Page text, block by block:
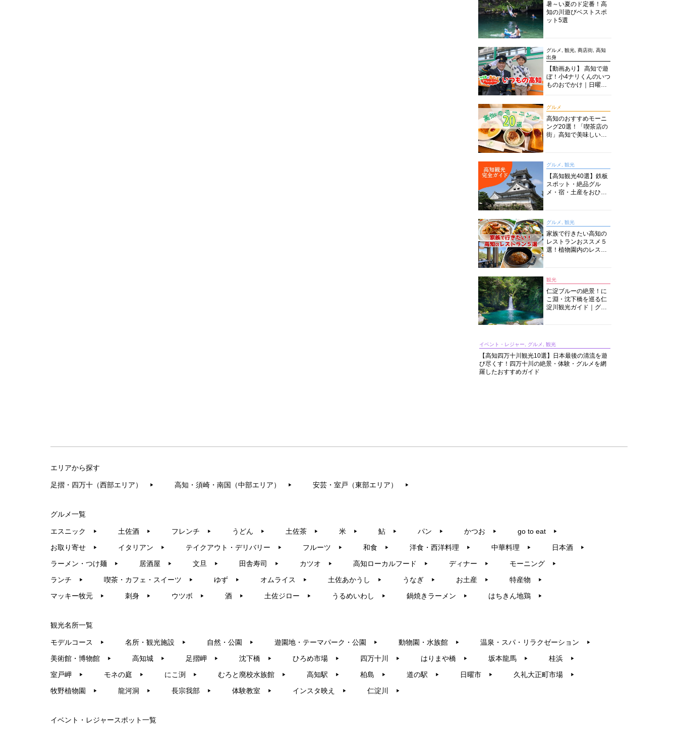
暑～い夏のド定番！高
知の川遊びベストスポ
ット5選
グルメ, 観光, 商店街, 高知
出身
【動画あり】 高知で遊
ぼ！小4ナリくんのいつ
ものおでかけ｜日曜市
グルメ
高知のおすすめモーニ
ング20選！「喫茶店の
街」高知で美味しい喫
グルメ, 観光
【高知観光40選】鉄板
スポット・絶品グル
メ・宿・土産をおひと
グルメ, 観光
家族で行きたい高知の
レストランおススメ５
選！植物園内のレスト
観光
仁淀ブルーの絶景！に
こ淵・沈下橋を巡る仁
淀川観光ガイド｜グル
イベント・レジャー, グルメ, 観光
【高知四万十川観光10選】日本最後の清流を遊
び尽くす！四万十川の絶景・体験・グルメを網
羅したおすすめガイド
エリアから探す
足摺・四万十（西部エリア） ▶︎ 高知・須崎・南国（中部エリア） ▶︎ 安芸・室戸（東部エリア） ▶︎
グルメ一覧
エスニック ▶︎ 土佐酒 ▶︎ フレンチ ▶︎ うどん ▶︎ 土佐茶 ▶︎ 米 ▶︎ 鮎 ▶︎ パン ▶︎ かつお ▶︎ go to eat ▶︎
お取り寄せ ▶︎ イタリアン ▶︎ テイクアウト・デリバリー ▶︎ フルーツ ▶︎ 和食 ▶︎ 洋食・西洋料理 ▶︎ 中華料理 ▶︎ 日本酒 ▶︎
ラーメン・つけ麺 ▶︎ 居酒屋 ▶︎ 文旦 ▶︎ 田舎寿司 ▶︎ カツオ ▶︎ 高知ローカルフード ▶︎ ディナー ▶︎ モーニング ▶︎
ランチ ▶︎ 喫茶・カフェ・スイーツ ▶︎ ゆず ▶︎ オムライス ▶︎ 土佐あかうし ▶︎ うなぎ ▶︎ お土産 ▶︎ 特産物 ▶︎
マッキー牧元 ▶︎ 刺身 ▶︎ ウツボ ▶︎ 酒 ▶︎ 土佐ジロー ▶︎ うるめいわし ▶︎ 鍋焼きラーメン ▶︎ はちきん地鶏 ▶︎
観光名所一覧
モデルコース ▶︎ 名所・観光施設 ▶︎ 自然・公園 ▶︎ 遊園地・テーマパーク・公園 ▶︎ 動物園・水族館 ▶︎ 温泉・スパ・リラクゼーション ▶︎
美術館・博物館 ▶︎ 高知城 ▶︎ 足摺岬 ▶︎ 沈下橋 ▶︎ ひろめ市場 ▶︎ 四万十川 ▶︎ はりまや橋 ▶︎ 坂本龍馬 ▶︎ 桂浜 ▶︎
室戸岬 ▶︎ モネの庭 ▶︎ にこ渕 ▶︎ むろと廃校水族館 ▶︎ 高知駅 ▶︎ 柏島 ▶︎ 道の駅 ▶︎ 日曜市 ▶︎ 久礼大正町市場 ▶︎
牧野植物園 ▶︎ 龍河洞 ▶︎ 長宗我部 ▶︎ 体験教室 ▶︎ インスタ映え ▶︎ 仁淀川 ▶︎
イベント・レジャースポット一覧